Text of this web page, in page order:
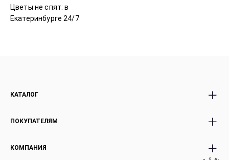
И
Цветы не спят: в
Екатеринбурге 24/7
КАТАЛОГ
Розы
Экзотика россыпью
ПОКУПАТЕЛЯМ
Условия возврата
КОМПАНИЯ